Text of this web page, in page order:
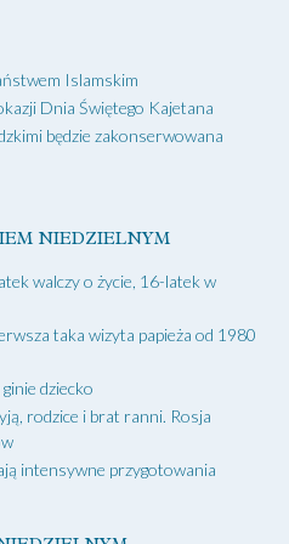
Islamskim
Dnia Świętego Kajetana
będzie zakonserwowana
NIEDZIELNYM
walczy o życie, 16-latek w
taka wizyta papieża od 1980
dziecko
rodzice i brat ranni. Rosja
intensywne przygotowania